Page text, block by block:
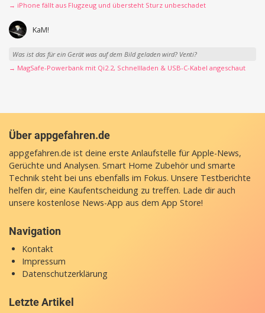
→ iPhone fällt aus Flugzeug und übersteht Sturz unbeschadet
KaM!
Was ist das für ein Gerät was auf dem Bild geladen wird? Venti?
→ MagSafe-Powerbank mit Qi2.2, Schnellladen & USB-C-Kabel angeschaut
Über appgefahren.de
appgefahren.de ist deine erste Anlaufstelle für Apple-News,
Gerüchte und Analysen. Smart Home Zubehör und smarte
Technik steht bei uns ebenfalls im Fokus. Unsere Testberichte
helfen dir, eine Kaufentscheidung zu treffen. Lade dir auch
unsere kostenlose News-App aus dem App Store!
Navigation
Kontakt
Impressum
Datenschutzerklärung
Letzte Artikel